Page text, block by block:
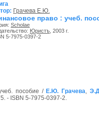
Грачева Е.Ю.
право : учеб.
Scholae
Юристъ , 2003 г.
5-7975-0397-2
пособие / Е.Ю. Грачева,
- ISBN 5-7975-0397-2.